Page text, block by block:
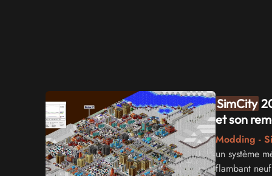
SimCity
et son
Modding -
un système
flambant